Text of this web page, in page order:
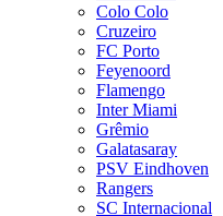
Colo Colo
Cruzeiro
FC Porto
Feyenoord
Flamengo
Inter Miami
Grêmio
Galatasaray
PSV Eindhoven
Rangers
SC Internacional